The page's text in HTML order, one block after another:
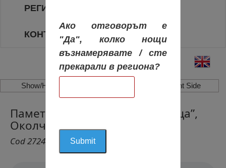
РЕГИОНИ
КОНТАКТИ
Show/Hide Left Side Show/Hide Right Side
Паметникът на Връх “Околчица”,
Околчица
Cod 2724
Ако отговорът е
"Да", колко нощи
възнамерявате / сте
прекарали в региона?